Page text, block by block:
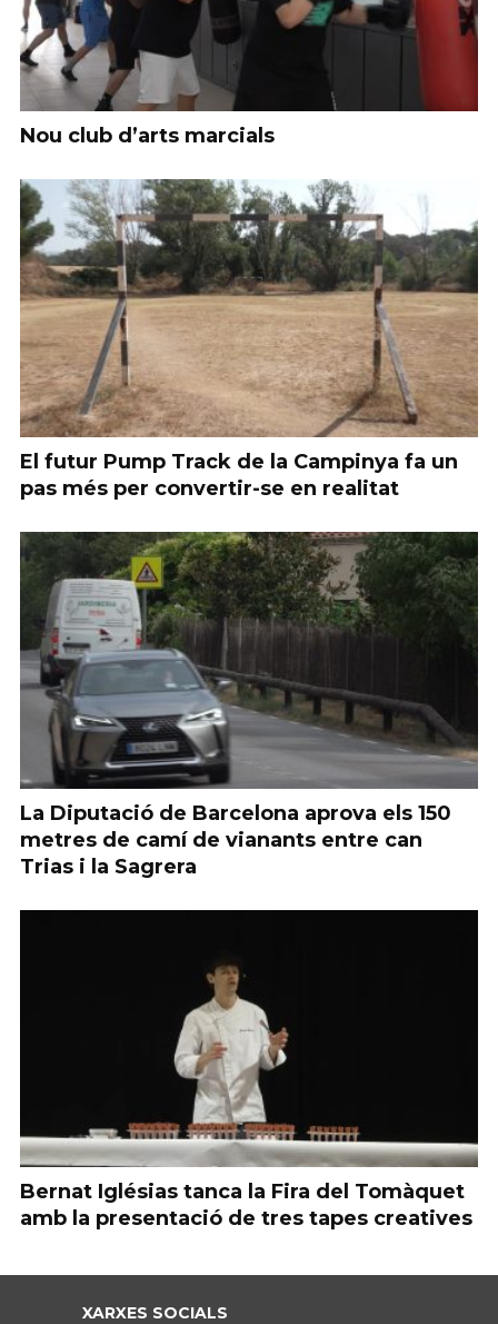
Nou club d’arts marcials
El futur Pump Track de la Campinya fa un
pas més per convertir-se en realitat
La Diputació de Barcelona aprova els 150
metres de camí de vianants entre can
Trias i la Sagrera
Bernat Iglésias tanca la Fira del Tomàquet
amb la presentació de tres tapes creatives
XARXES SOCIALS